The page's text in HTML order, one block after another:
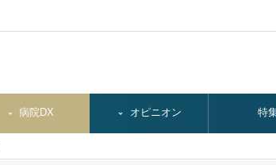
病院DX オピニオン 特